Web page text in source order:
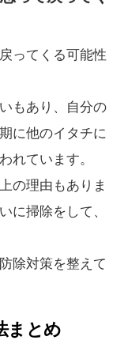
ってくる可能性
もあり、自分の
に他のイタチに
れています。
の理由もありま
に掃除をして、
除対策を整えて
まとめ